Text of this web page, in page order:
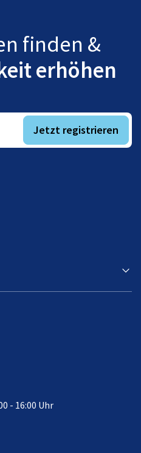
finden &
erhöhen
Jetzt registrieren
- 16:00 Uhr